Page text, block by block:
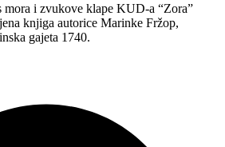
mora i zvukove klape KUD-a “Zora”
knjiga autorice Marinke Fržop,
gajeta 1740.